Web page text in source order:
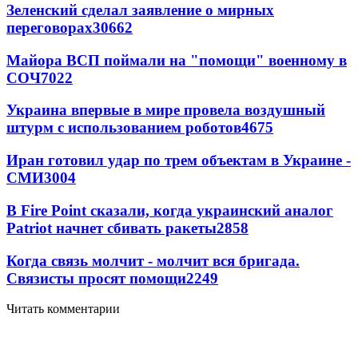
Зеленский сделал заявление о мирных
переговорах30662
Майора ВСП поймали на "помощи" военному в
СОЧ7022
Украина впервые в мире провела воздушный
штурм с использованием роботов4675
Иран готовил удар по трем объектам в Украине -
СМИ3004
В Fire Point сказали, когда украинский аналог
Patriot начнет сбивать ракеты2858
Когда связь молчит - молчит вся бригада.
Связисты просят помощи2249
Читать комментарии